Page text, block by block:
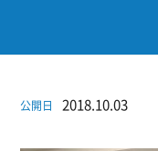
公開日 2018.10.03